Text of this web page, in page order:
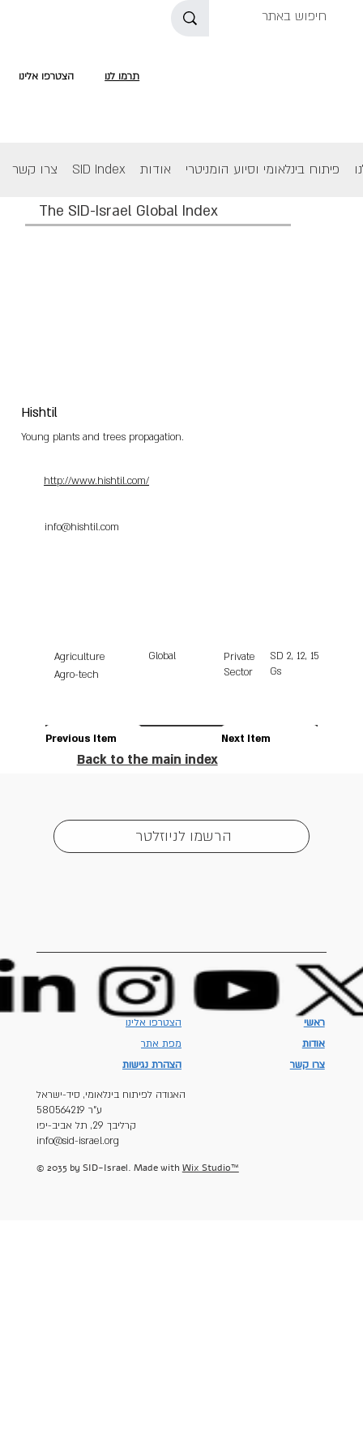
פיתוח בינלאומי וסיוע הומניטרי אודות SID Index צרו קשר
הצטרפו אלינו תרמו לנו
The SID-Israel Global Index
Hishtil
Young plants and trees propagation.
http://www.hishtil.com/
info@hishtil.com
Next Item
Previous Item
Agriculture
Agro-tech
Global
Private
Sector
SD
Gs
2, 12, 15
Back to the main index
הרשמו לניוזלטר
ראשי
הצטרפו אלינו
אודות
מפת אתר
צרו קשר
הצהרת נגישות
האגודה לפיתוח בינלאומי, סיד-ישראל
ע"ר 580564219
קרליבך 29, תל אביב-יפו
info@sid-israel.org
© 2035 by SID-Israel. Made with Wix Studio™